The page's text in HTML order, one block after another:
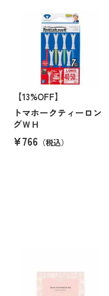
【13%OFF】
トマホークティーロン
グＷＨ
¥766 （税込）